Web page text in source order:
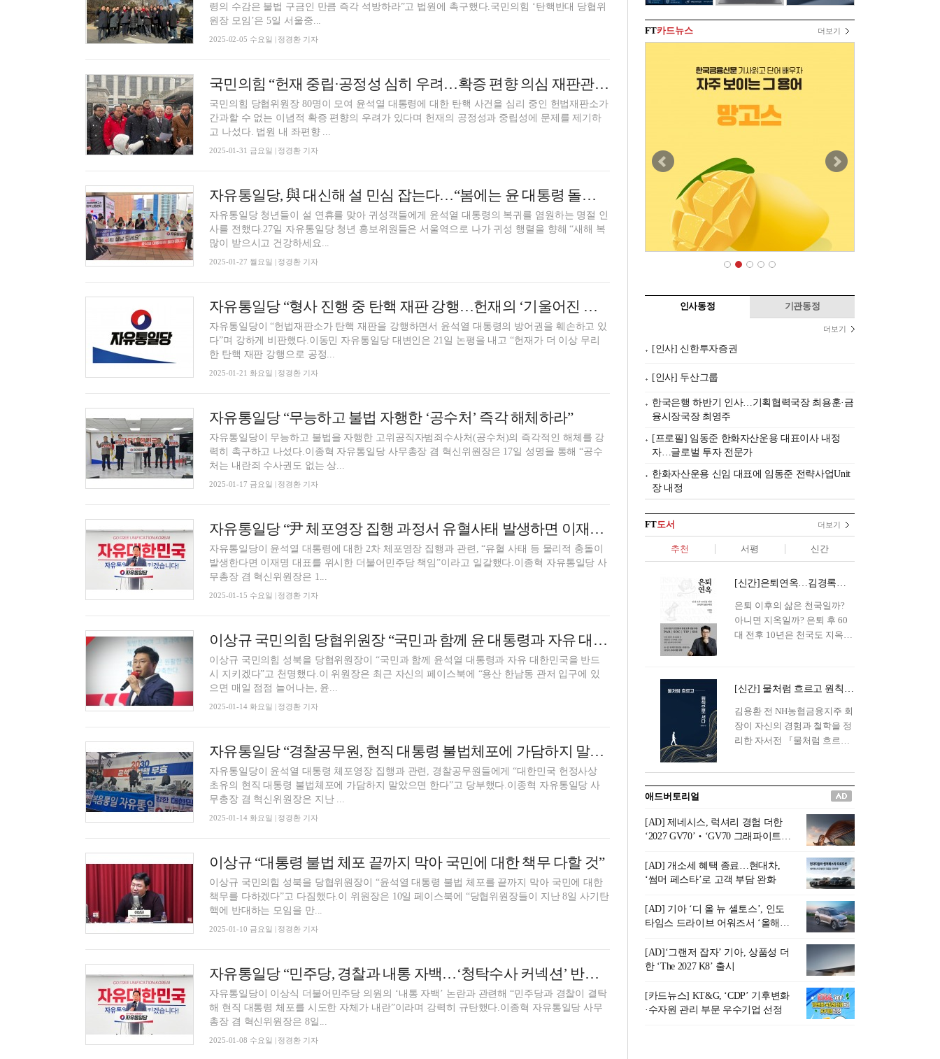
령의 수감은 불법 구금인 만큼 즉각 석방하라”고 법원에 촉구했다.국민의힘 ‘탄핵반대 당협위
원장 모임’은 5일 서울중...
2025-02-05 수요일 | 정경환 기자
국민의힘 “헌재 중립·공정성 심히 우려…확증 편향 의심 재판관, 스스로 회피해야”
국민의힘 당협위원장 80명이 모여 윤석열 대통령에 대한 탄핵 사건을 심리 중인 헌법재판소가
간과할 수 없는 이념적 확증 편향의 우려가 있다며 헌재의 공정성과 중립성에 문제를 제기하
고 나섰다. 법원 내 좌편향 ...
2025-01-31 금요일 | 정경환 기자
자유통일당, 與 대신해 설 민심 잡는다…“봄에는 윤 대통령 돌아올 것”
자유통일당 청년들이 설 연휴를 맞아 귀성객들에게 윤석열 대통령의 복귀를 염원하는 명절 인
사를 전했다.27일 자유통일당 청년 홍보위원들은 서울역으로 나가 귀성 행렬을 향해 “새해 복
많이 받으시고 건강하세요...
2025-01-27 월요일 | 정경환 기자
자유통일당 “형사 진행 중 탄핵 재판 강행…헌재의 ‘기울어진 저울추’”
자유통일당이 “헌법재판소가 탄핵 재판을 강행하면서 윤석열 대통령의 방어권을 훼손하고 있
다”며 강하게 비판했다.이동민 자유통일당 대변인은 21일 논평을 내고 “헌재가 더 이상 무리
한 탄핵 재판 강행으로 공정...
2025-01-21 화요일 | 정경환 기자
자유통일당 “무능하고 불법 자행한 ‘공수처’ 즉각 해체하라”
자유통일당이 무능하고 불법을 자행한 고위공직자범죄수사처(공수처)의 즉각적인 해체를 강
력히 촉구하고 나섰다.이종혁 자유통일당 사무총장 겸 혁신위원장은 17일 성명을 통해 “공수
처는 내란죄 수사권도 없는 상...
2025-01-17 금요일 | 정경환 기자
자유통일당 “尹 체포영장 집행 과정서 유혈사태 발생하면 이재명 책임”
자유통일당이 윤석열 대통령에 대한 2차 체포영장 집행과 관련, “유혈 사태 등 물리적 충돌이
발생한다면 이재명 대표를 위시한 더불어민주당 책임”이라고 일갈했다.이종혁 자유통일당 사
무총장 겸 혁신위원장은 1...
2025-01-15 수요일 | 정경환 기자
이상규 국민의힘 당협위원장 “국민과 함께 윤 대통령과 자유 대한민국 반드시 지킬 것”
이상규 국민의힘 성북을 당협위원장이 “국민과 함께 윤석열 대통령과 자유 대한민국을 반드
시 지키겠다”고 천명했다.이 위원장은 최근 자신의 페이스북에 “용산 한남동 관저 입구에 있
으면 매일 점점 늘어나는, 윤...
2025-01-14 화요일 | 정경환 기자
자유통일당 “경찰공무원, 현직 대통령 불법체포에 가담하지 말길”
자유통일당이 윤석열 대통령 체포영장 집행과 관련, 경찰공무원들에게 “대한민국 헌정사상
초유의 현직 대통령 불법체포에 가담하지 말았으면 한다”고 당부했다.이종혁 자유통일당 사
무총장 겸 혁신위원장은 지난 ...
2025-01-14 화요일 | 정경환 기자
이상규 “대통령 불법 체포 끝까지 막아 국민에 대한 책무 다할 것”
이상규 국민의힘 성북을 당협위원장이 “윤석열 대통령 불법 체포를 끝까지 막아 국민에 대한
책무를 다하겠다”고 다짐했다.이 위원장은 10일 페이스북에 “당협위원장들이 지난 8일 사기탄
핵에 반대하는 모임을 만...
2025-01-10 금요일 | 정경환 기자
자유통일당 “민주당, 경찰과 내통 자백…‘청탁수사 커넥션’ 반드시 밝힐 것”
자유통일당이 이상식 더불어민주당 의원의 ‘내통 자백’ 논란과 관련해 “민주당과 경찰이 결탁
해 현직 대통령 체포를 시도한 자체가 내란”이라며 강력히 규탄했다.이종혁 자유통일당 사무
총장 겸 혁신위원장은 8일...
2025-01-08 수요일 | 정경환 기자
FT카드뉴스 더보기
인사동정 기관동정
더보기
[인사] 신한투자증권
[인사] 두산그룹
한국은행 하반기 인사…기획협력국장 최용훈·금
융시장국장 최영주
[프로필] 임동준 한화자산운용 대표이사 내정
자…글로벌 투자 전문가
한화자산운용 신임 대표에 임동준 전략사업Unit
장 내정
FT도서 더보기
추천 서평 신간
[신간]은퇴연옥…김경록의 은퇴 후 삶의 나침반
은퇴 이후의 삶은 천국일까?
아니면 지옥일까? 은퇴 후 60
대 전후 10년은 천국도 지옥도
은퇴 설계를 가이드해 온 김경
록 옵투스자산운용의 고문이
신간 『은퇴연옥』을 내놓았
다.단테는 지옥을 '모든 희망을
록 고문은 새로운 시각을 제시
0년의 과도기는 지옥이 아니라
정화와 성장의 공간인 ‘은퇴연
옥(Purgatory)’이라는 것이다.
연옥은 고통스럽지만 끝이 있
으며, 준비를 통해 천국으로 나
아갈 수 있는 희망의 장소라고
말한
[신간] 물처럼 흐르고 원칙으로 서다…김용환의 통찰을 담다
김용환 전 NH농협금융지주 회
장이 자신의 경험과 철학을 정
리한 자서전 『물처럼 흐르고
통 관료 출신으로 한국 금융의
주요 변곡점마다 중요한 역할
을 하고 금융 경영인으로서 큰
족적을 남긴 김 전 회장이 후배
세대에게 전하는 삶의 조언을
담은 인생 노트다.『물처럼 흐
르고 원칙으로 서다』는 단순
한 자서전을 넘어, 실패를 두려
워하지 않는 용기와 자신에 대
한 믿음이 어떻게 삶을 풍요롭
게 만드는지를 보여주는 지혜
의 보고로 평가된다.김용환 전
회장은 “인생의 목표가 크더라
도 조급해하지 말고 작은 것부
터 하나 하나 성취해 나가
라”고 조언한다. 뼈아픈 실패
조차 성공의 뼈대가 된다는 긍
애드버토리얼
[AD] 제네시스, 럭셔리 경험 더한
‘2027 GV70’‧‘GV70 그래파이트’
[AD] 개소세 혜택 종료…현대차,
‘썸머 페스타’로 고객 부담 완화
[AD] 기아 ‘디 올 뉴 셀토스’, 인도
타임스 드라이브 어워즈서 ‘올해의
[AD]‘그랜저 잡자’ 기아, 상품성 더
한 ‘The 2027 K8’ 출시
[카드뉴스] KT&G, ‘CDP’ 기후변화
·수자원 관리 부문 우수기업 선정